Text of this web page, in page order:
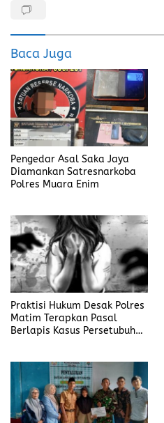
o
o
k
d
o
n
Baca Juga
Pengedar Asal Saka Jaya
Diamankan Satresnarkoba
Polres Muara Enim
Praktisi Hukum Desak Polres
Matim Terapkan Pasal
Berlapis Kasus Persetubuhan